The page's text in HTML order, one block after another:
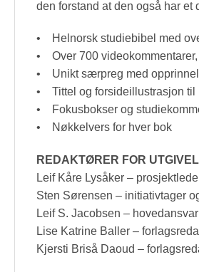
den forstand at den også har
• Helnorsk studiebibel med
• Over 700
• Unikt særpreg med
• Tittel og forsideillustrasjon til
• Fokusbokser og
• Nøkkelvers for hver bok
REDAKTØRER FOR
Leif Kåre Lysåker –
Sten Sørensen – initiativtager
Leif S. Jacobsen –
Lise Katrine Baller –
Kjersti Briså Daoud –